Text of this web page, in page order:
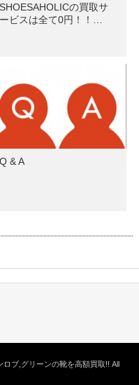
SHOESAHOLICの買取サ
ービスは全て0円！！…
Q & A
ブ,グリーンの靴を高額買取!! All